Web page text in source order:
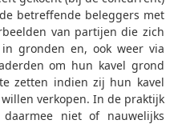
betreffende beleggers met
van partijen die zich
gronden en, ook weer via
om hun kavel grond
zetten indien zij hun kavel
willen verkopen. In de praktijk
niet of nauwelijks